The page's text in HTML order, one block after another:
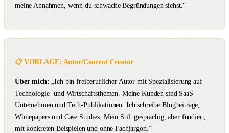
meine Annahmen, wenn du schwache Begründungen siehst.“
📋 VORLAGE: Autor/Content Creator
Über mich: „Ich bin freiberuflicher Autor mit Spezialisierung auf
Technologie- und Wirtschaftsthemen. Meine Kunden sind SaaS-
Unternehmen und Tech-Publikationen. Ich schreibe Blogbeiträge,
Whitepapers und Case Studies. Mein Stil: gesprächig, aber fundiert,
mit konkreten Beispielen und ohne Fachjargon.“